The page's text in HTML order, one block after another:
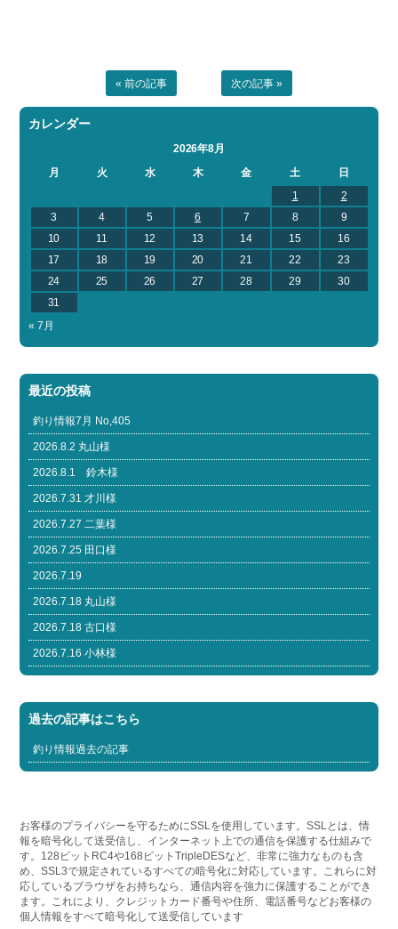
« 前の記事 次の記事 »
カレンダー
2026年8月
月
火 水 木 金 土
日
1
2
3
4 5 6 7 8
9
10
11 12 13 14 15
16
17
18 19 20 21 22
23
24
25 26 27 28 29
30
31
« 7月
最近の投稿
釣り情報7月 No,405
2026.8.2 丸山様
2026.8.1 鈴木様
2026.7.31 才川様
2026.7.27 二葉様
2026.7.25 田口様
2026.7.19
2026.7.18 丸山様
2026.7.18 古口様
2026.7.16 小林様
過去の記事はこちら
釣り情報過去の記事
お客様のプライバシーを守るためにSSLを使用しています。SSLとは、情
報を暗号化して送受信し、インターネット上での通信を保護する仕組みで
す。128ビットRC4や168ビットTripleDESなど、非常に強力なものも含
め、SSL3で規定されているすべての暗号化に対応しています。これらに対
応しているブラウザをお持ちなら、通信内容を強力に保護することができ
ます。これにより、クレジットカード番号や住所、電話番号などお客様の
個人情報をすべて暗号化して送受信しています